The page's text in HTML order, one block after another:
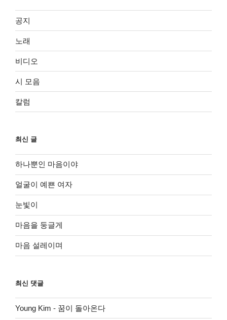
공지
노래
비디오
시 모음
칼럼
최신 글
하나뿐인 마음이야
얼굴이 예쁜 여자
눈빛이
마음을 둥글게
마음 설레이며
최신 댓글
Young Kim - 꿈이 돌아온다